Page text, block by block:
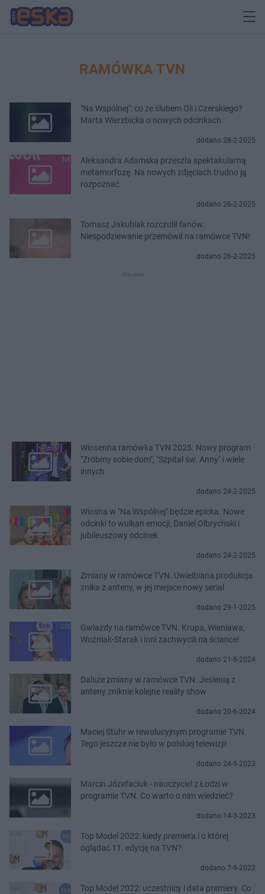
RAMÓWKA TVN
"Na Wspólnej": co ze ślubem Oli i Czerskiego?
Marta Wierzbicka o nowych odcinkach
dodano 28-2-2025
Aleksandra Adamska przeszła spektakularną
metamorfozę. Na nowych zdjęciach trudno ją
rozpoznać
dodano 26-2-2025
Tomasz Jakubiak rozczulił fanów.
Niespodziewanie przemówił na ramówce TVN!
dodano 26-2-2025
Wiosenna ramówka TVN 2025. Nowy program
"Zróbmy sobie dom", "Szpital św. Anny" i wiele
innych
dodano 24-2-2025
Wiosna w "Na Wspólnej" będzie epicka. Nowe
odcinki to wulkan emocji, Daniel Olbrychski i
jubileuszowy odcinek
dodano 24-2-2025
Zmiany w ramówce TVN. Uwielbiana produkcja
znika z anteny, w jej miejsce nowy serial
dodano 29-1-2025
Gwiazdy na ramówce TVN. Krupa, Wieniawa,
Woźniak-Starak i inni zachwycili na ściance!
dodano 21-8-2024
Dalsze zmiany w ramówce TVN. Jesienią z
anteny zniknie kolejne reality show
dodano 20-6-2024
Maciej Stuhr w rewolucyjnym programie TVN.
Tego jeszcze nie było w polskiej telewizji!
dodano 24-9-2023
Marcin Józefaciuk - nauczyciel z Łodzi w
programie TVN. Co warto o nim wiedzieć?
dodano 14-3-2023
Top Model 2022: kiedy premiera i o której
oglądać 11. edycję na TVN?
dodano 7-9-2022
Top Model 2022: uczestnicy i data premiery. Co